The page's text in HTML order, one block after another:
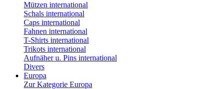
Mützen international
Schals international
Caps international
Fahnen international
T-Shirts international
Trikots international
Aufnäher u. Pins international
Divers
Europa
Zur Kategorie Europa